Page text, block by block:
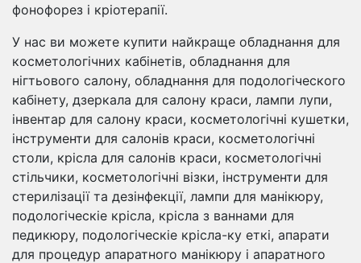
фонофорез і кріотерапії.
У нас ви можете купити найкраще обладнання для
косметологічних кабінетів, обладнання для
нігтьового салону, обладнання для подологіческого
кабінету, дзеркала для салону краси, лампи лупи,
інвентар для салону краси, косметологічні кушетки,
інструменти для салонів краси, косметологічні
столи, крісла для салонів краси, косметологічні
стільчики, косметологічні візки, інструменти для
стерилізації та дезінфекції, лампи для манікюру,
подологіческіе крісла, крісла з ваннами для
педикюру, подологіческіе крісла-ку еткі, апарати
для процедур апаратного манікюру і апаратного